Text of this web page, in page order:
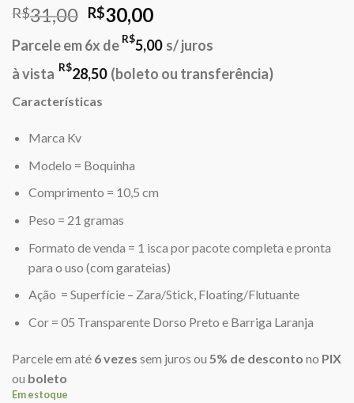
R$31,00 O
preço
original
era:
R$30,00O
atual
é:
Parcele em 6x de R$5,00 s/ juros
à vista R$28,50 (boleto ou transferência)
Características
Marca Kv
Modelo = Boquinha
Comprimento = 10,5 cm
Peso = 21 gramas
Formato de venda = 1 isca por pacote completa e pronta
para o uso (com garateias)
Ação = Superfície – Zara/Stick, Floating/Flutuante
Cor = 05 Transparente Dorso Preto e Barriga Laranja
Parcele em até 6 vezes sem juros ou 5% de desconto no PIX
ou boleto
Em estoque